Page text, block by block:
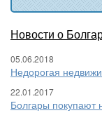
Новости о
05.06.2018
Недорогая
22.01.2017
Болгары покупают